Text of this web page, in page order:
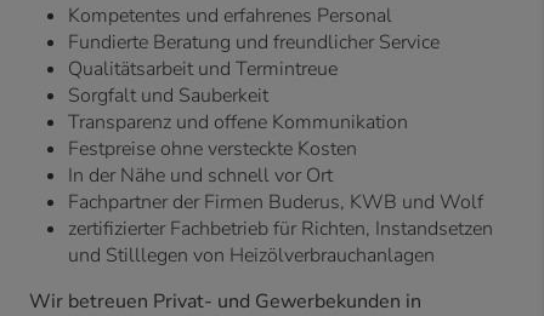
Kompetentes und erfahrenes Personal
Fundierte Beratung und freundlicher Service
Qualitätsarbeit und Termintreue
Sorgfalt und Sauberkeit
Transparenz und offene Kommunikation
Festpreise ohne versteckte Kosten
In der Nähe und schnell vor Ort
Fachpartner der Firmen Buderus, KWB und Wolf
zertifizierter Fachbetrieb für Richten, Instandsetzen
und Stilllegen von Heizölverbrauchanlagen
Wir betreuen Privat- und Gewerbekunden in